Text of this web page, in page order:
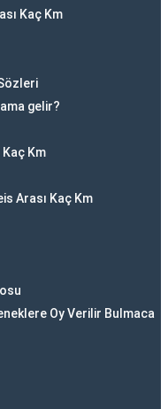
Kaç Km
gelir?
Kaç Km
Arası Kaç Km
Oy Verilir Bulmaca